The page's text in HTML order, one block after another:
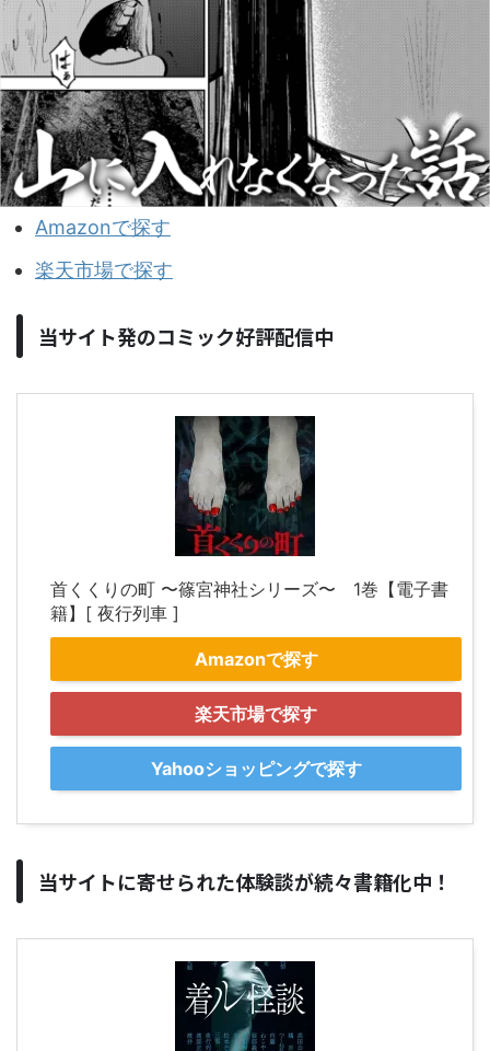
Amazonで探す
楽天市場で探す
当サイト発のコミック好評配信中
首くくりの町 〜篠宮神社シリーズ〜 1巻【電子書
籍】[ 夜行列車 ]
Amazonで探す
楽天市場で探す
Yahooショッピングで探す
当サイトに寄せられた体験談が続々書籍化中！